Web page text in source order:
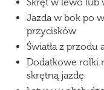
Jazda w bok po
przycisków
Światła z przodu
Dodatkowe rolki
skrętną jazdę